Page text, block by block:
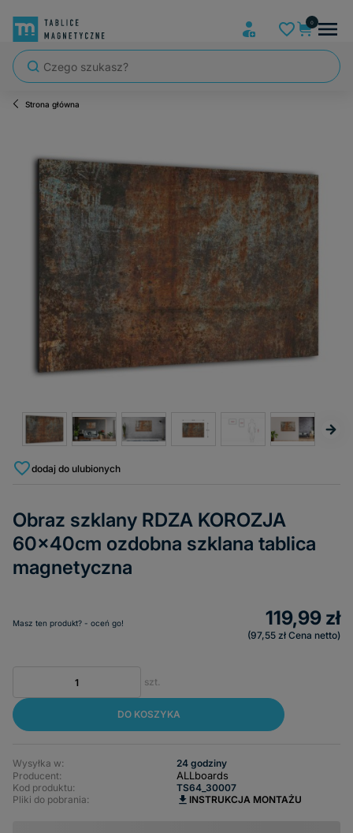
Strona główna
dodaj do ulubionych
Obraz szklany RDZA KOROZJA
60x40cm ozdobna szklana tablica
magnetyczna
Masz ten produkt? - oceń go! 119,99 zł
97,55 zł Cena netto
szt.
DO KOSZYKA
Wysyłka w:
24 godziny
Producent:
ALLboards
Kod produktu:
TS64_30007
Pliki do pobrania:
INSTRUKCJA MONTAŻU